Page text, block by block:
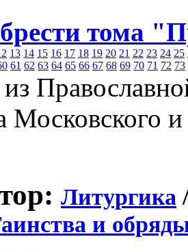
тома
13 14 15 16 17 18 19 20 21 22 23 24 25
61 62 63 64 65 66 67 68 69 70 71 72 73
Московского
Литургика
и